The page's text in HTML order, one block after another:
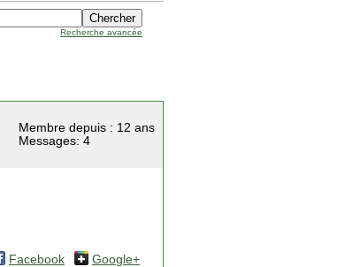
Recherche avancée
Membre depuis : 12 ans
Messages: 4
Facebook Google+